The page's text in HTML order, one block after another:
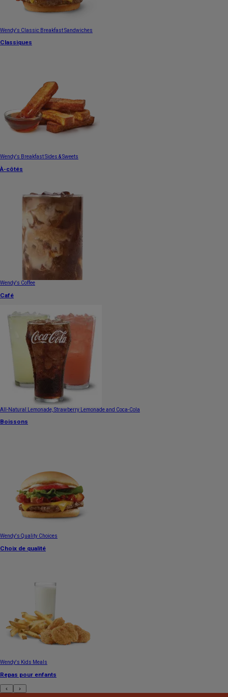
Wendy's Classic Breakfast Sandwiches
Classiques
Wendy's Breakfast Sides & Sweets
À-côtés
Wendy's Coffee
Café
All-Natural Lemonade, Strawberry Lemonade and Coca-Cola
Boissons
Wendy's Quality Choices
Choix de qualité
Wendy's Kids Meals
Repas pour enfants